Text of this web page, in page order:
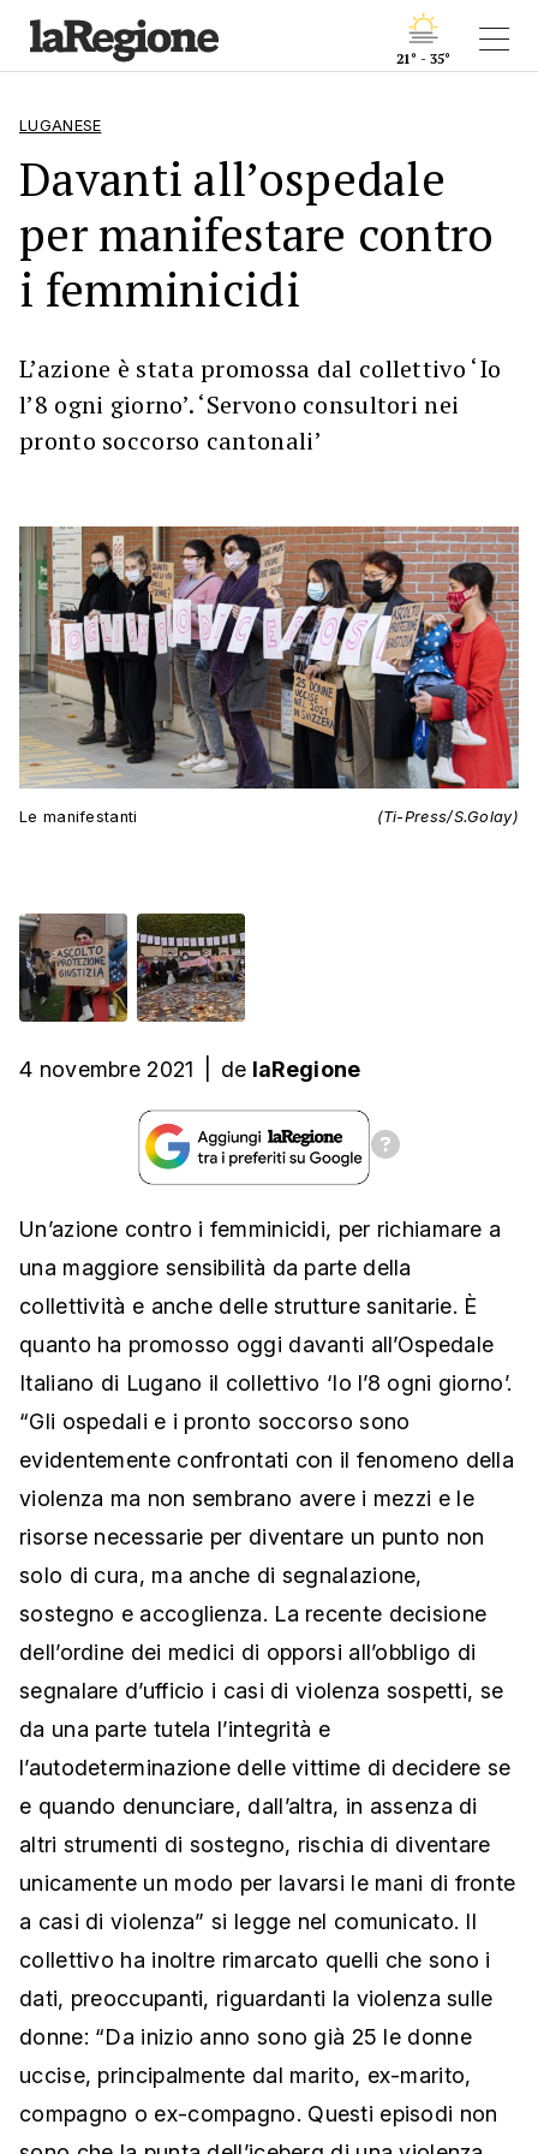
21° - 35°
LUGANESE
Davanti all’ospedale
per manifestare contro
i femminicidi
L’azione è stata promossa dal collettivo ‘Io
l’8 ogni giorno’. ‘Servono consultori nei
pronto soccorso cantonali’
Le manifestanti (Ti-Press/S.Golay)
4 novembre 2021 de laRegione
Un’azione contro i femminicidi, per richiamare a
una maggiore sensibilità da parte della
collettività e anche delle strutture sanitarie. È
quanto ha promosso oggi davanti all’Ospedale
Italiano di Lugano il collettivo ‘Io l’8 ogni giorno’.
“Gli ospedali e i pronto soccorso sono
evidentemente confrontati con il fenomeno della
violenza ma non sembrano avere i mezzi e le
risorse necessarie per diventare un punto non
solo di cura, ma anche di segnalazione,
sostegno e accoglienza. La recente decisione
dell’ordine dei medici di opporsi all’obbligo di
segnalare d’ufficio i casi di violenza sospetti, se
da una parte tutela l’integrità e
l’autodeterminazione delle vittime di decidere se
e quando denunciare, dall’altra, in assenza di
altri strumenti di sostegno, rischia di diventare
unicamente un modo per lavarsi le mani di fronte
a casi di violenza” si legge nel comunicato. Il
collettivo ha inoltre rimarcato quelli che sono i
dati, preoccupanti, riguardanti la violenza sulle
donne: “Da inizio anno sono già 25 le donne
uccise, principalmente dal marito, ex-marito,
compagno o ex-compagno. Questi episodi non